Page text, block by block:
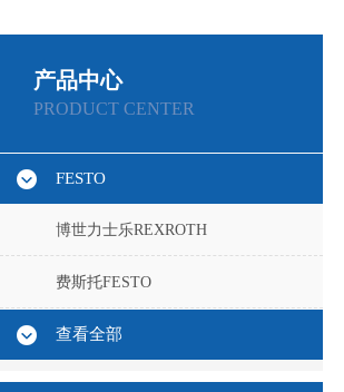
产品中心
PRODUCT CENTER
FESTO
博世力士乐REXROTH
费斯托FESTO
查看全部